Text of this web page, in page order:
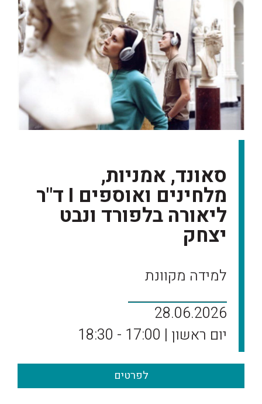
סאונד, אמניות,
מלחינים ואוספים I ד"ר
ליאורה בלפורד ונבט
יצחק
למידה מקוונת
28.06.2026
יום ראשון | 17:00 - 18:30
לפרטים